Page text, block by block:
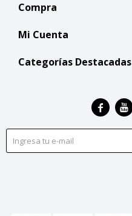
Compra
Mi Cuenta
Categorías Destacadas
 